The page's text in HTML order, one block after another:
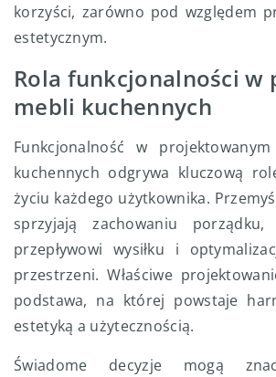
korzyści, zarówno pod względem
estetycznym.
Rola funkcjonalności w
mebli kuchennych
Funkcjonalność w
kuchennych odgrywa kluczową
życiu każdego użytkownika.
sprzyjają zachowaniu porządku,
przepływowi wysiłku i
przestrzeni. Właściwe
podstawa, na której powstaje
estetyką a użytecznością.
Świadome decyzje mogą